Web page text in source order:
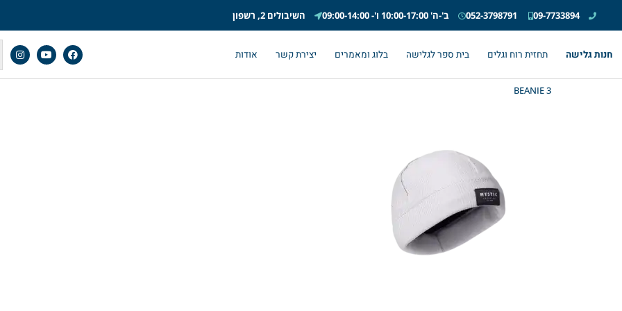
09-7733894
052-3798791 ב'-ה' 10:00-17:00 ו'- 09:00-14:00 השיבולים 2, רשפון
חנות גלישה תחזית רוח וגלים בית ספר לגלישה בלוג ומאמרים יצירת קשר אודות
BEANIE 3